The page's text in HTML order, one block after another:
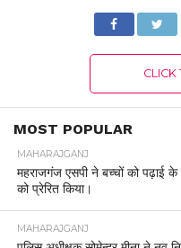
CLICK
एल्विश यादव:
आरोप में यू-ट्यूबर
निदेशालय ने की